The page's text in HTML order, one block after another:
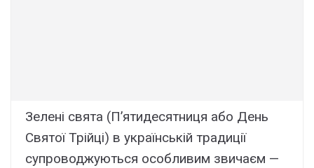
Зелені свята (П’ятидесятниця або День
Святої Трійці) в українській традиції
супроводжуються особливим звичаєм —